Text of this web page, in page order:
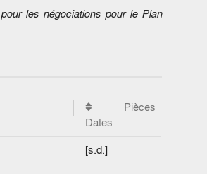
les négociations pour le Plan
Dates
Pièces
[s.d.]